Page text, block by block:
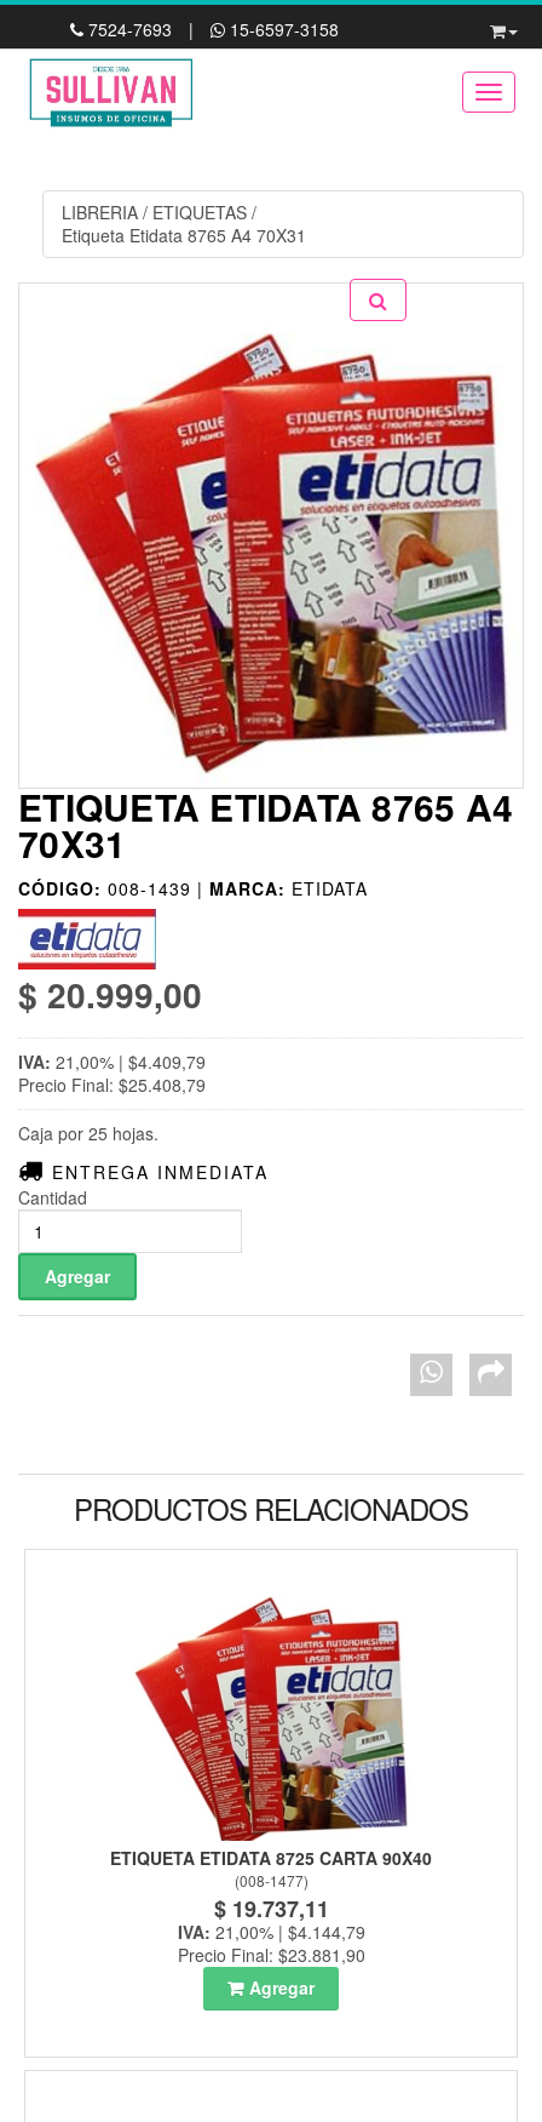
7524-7693 | 15-6597-3158
LIBRERIA / ETIQUETAS /
Etiqueta Etidata 8765 A4 70X31
ETIQUETA ETIDATA 8765 A4
70X31
CÓDIGO: 008-1439 | MARCA: ETIDATA
$ 20.999,00
IVA: 21,00% | $4.409,79
Precio Final: $25.408,79
Caja por 25 hojas.
ENTREGA INMEDIATA
Cantidad
PRODUCTOS RELACIONADOS
ETIQUETA ETIDATA 8725 CARTA 90X40
(008-1477)
$ 19.737,11
IVA: 21,00% | $4.144,79
Precio Final: $23.881,90
Agregar